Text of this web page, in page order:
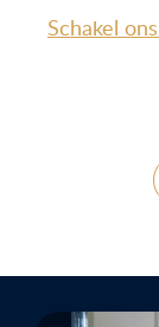
Schakel